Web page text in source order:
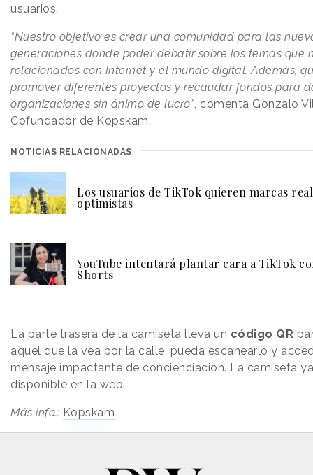
usuarios.
“Nuestro objetivo es crear una comunidad para las
generaciones donde poder debatir sobre los temas que
relacionados con Internet y el mundo digital. Además,
promover diferentes proyectos y recaudar fondos para
organizaciones sin ánimo de lucro”, comenta Gonzalo
Cofundador de Kopskam.
NOTICIAS RELACIONADAS
Los usuarios de TikTok quieren marcas
optimistas
YouTube intentará plantar cara a TikTok
Shorts
La parte trasera de la camiseta lleva un código QR
aquel que la vea por la calle, pueda escanearlo y
mensaje impactante de concienciación. La camiseta
disponible en la web.
Más info.: Kopskam